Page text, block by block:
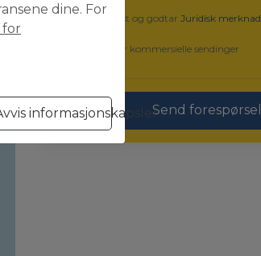
Jeg har lest og godtar Juridisk merknad
Jeg godtar kommersielle sendinger
Send forespørsel
dine. For
for
informasjonskapsler